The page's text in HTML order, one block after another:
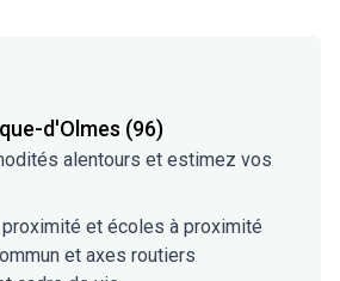
d'Olmes (96)
alentours et estimez vos
et écoles à proximité
et axes routiers